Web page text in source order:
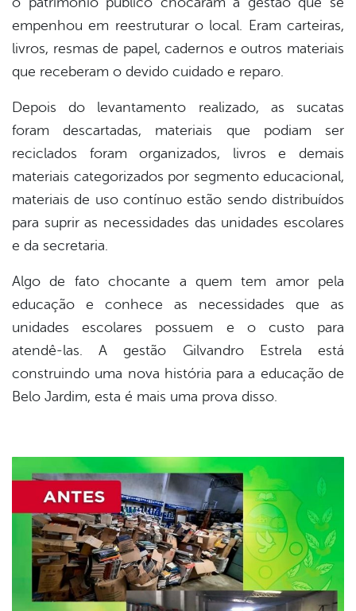
empenhou em reestruturar o local. Eram carteiras,
livros, resmas de papel, cadernos e outros materiais
que receberam o devido cuidado e reparo.
Depois do levantamento realizado, as sucatas
foram descartadas, materiais que podiam ser
reciclados foram organizados, livros e demais
materiais categorizados por segmento educacional,
materiais de uso contínuo estão sendo distribuídos
para suprir as necessidades das unidades escolares
e da secretaria.
Algo de fato chocante a quem tem amor pela
educação e conhece as necessidades que as
unidades escolares possuem e o custo para
atendê-las. A gestão Gilvandro Estrela está
construindo uma nova história para a educação de
Belo Jardim, esta é mais uma prova disso.